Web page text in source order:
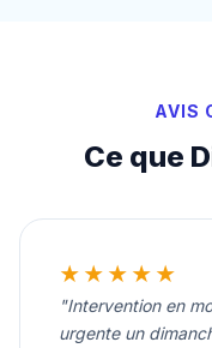
AVIS
Ce que
★★★★★
"Intervention en
urgente un